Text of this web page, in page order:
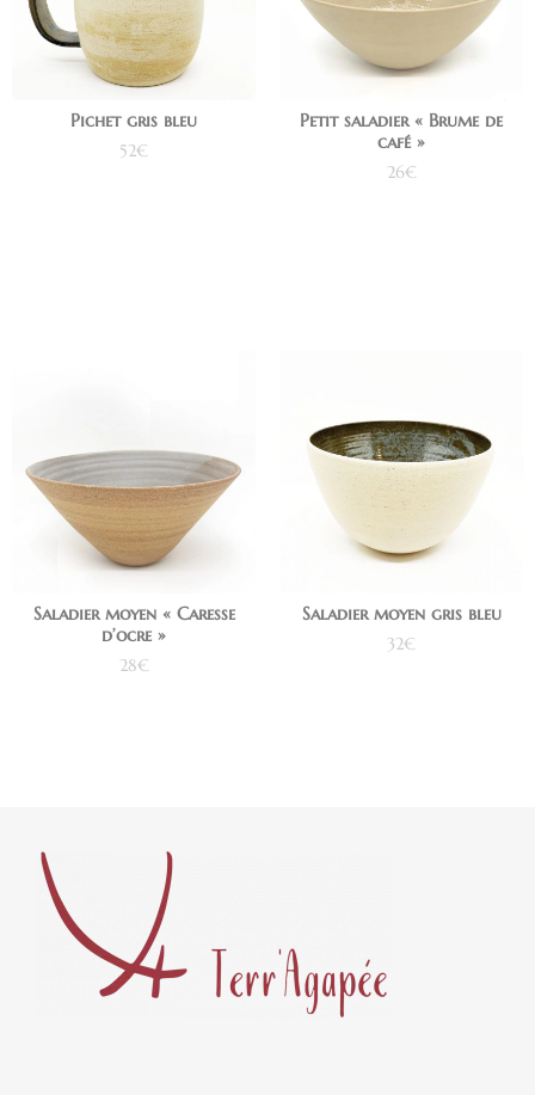
Pichet gris bleu
52€
Petit saladier « Brume de
café »
26€
Saladier moyen « Caresse
d’ocre »
28€
Saladier moyen gris bleu
32€